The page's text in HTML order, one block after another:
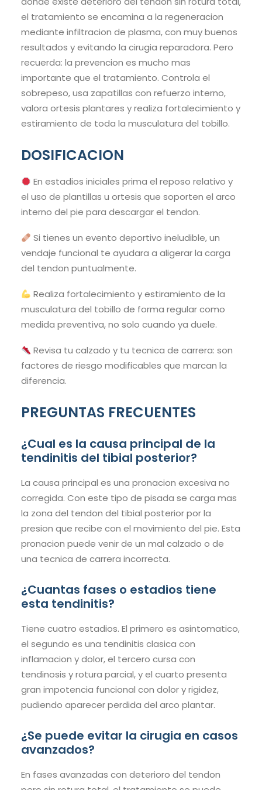
el tratamiento se encamina a la regeneracion
mediante infiltracion de plasma, con muy buenos
resultados y evitando la cirugia reparadora. Pero
recuerda: la prevencion es mucho mas
importante que el tratamiento. Controla el
sobrepeso, usa zapatillas con refuerzo interno,
valora ortesis plantares y realiza fortalecimiento y
estiramiento de toda la musculatura del tobillo.
DOSIFICACION
En estadios iniciales prima el reposo relativo y
el uso de plantillas u ortesis que soporten el arco
interno del pie para descargar el tendon.
Si tienes un evento deportivo ineludible, un
vendaje funcional te ayudara a aligerar la carga
del tendon puntualmente.
Realiza fortalecimiento y estiramiento de la
musculatura del tobillo de forma regular como
medida preventiva, no solo cuando ya duele.
Revisa tu calzado y tu tecnica de carrera: son
factores de riesgo modificables que marcan la
diferencia.
PREGUNTAS FRECUENTES
¿Cual es la causa principal de la
tendinitis del tibial posterior?
La causa principal es una pronacion excesiva no
corregida. Con este tipo de pisada se carga mas
la zona del tendon del tibial posterior por la
presion que recibe con el movimiento del pie. Esta
pronacion puede venir de un mal calzado o de
una tecnica de carrera incorrecta.
¿Cuantas fases o estadios tiene
esta tendinitis?
Tiene cuatro estadios. El primero es asintomatico,
el segundo es una tendinitis clasica con
inflamacion y dolor, el tercero cursa con
tendinosis y rotura parcial, y el cuarto presenta
gran impotencia funcional con dolor y rigidez,
pudiendo aparecer perdida del arco plantar.
¿Se puede evitar la cirugia en casos
avanzados?
En fases avanzadas con deterioro del tendon